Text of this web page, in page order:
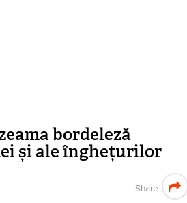
bordeleză
și ale înghețurilor
Share